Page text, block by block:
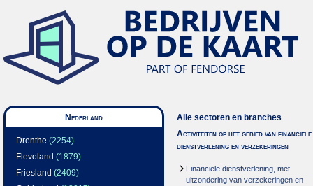
Nederland
Drenthe (2254)
Flevoland (1879)
Friesland (2409)
Alle sectoren en branches
Activiteiten op het gebied van financiële
dienstverlening en verzekeringen
Financiële dienstverlening, met
uitzondering van verzekeringen en